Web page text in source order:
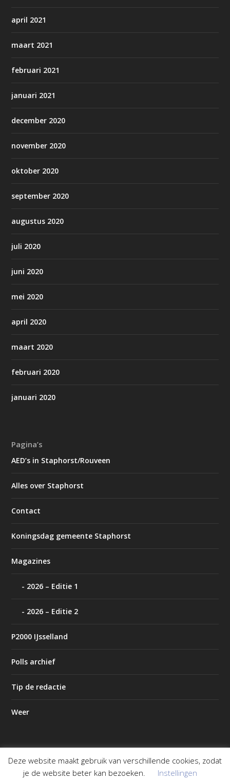
april 2021
maart 2021
februari 2021
januari 2021
december 2020
november 2020
oktober 2020
september 2020
augustus 2020
juli 2020
juni 2020
mei 2020
april 2020
maart 2020
februari 2020
januari 2020
Pagina’s
AED’s in Staphorst/Rouveen
Alles over Staphorst
Contact
Koningsdag gemeente Staphorst
Magazines
2026 – Editie 1
2026 – Editie 2
P2000 IJsselland
Polls archief
Tip de redactie
Weer
Ontworpen doorElegant Themes | Mogelijk gemaakt door
Deze website maakt gebruik van verschillende cookies, zodat
je de website beter kan bezoeken.
Instellingen